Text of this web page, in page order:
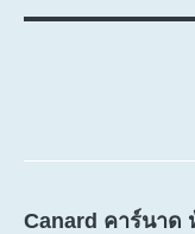
Canard คาร์นาด